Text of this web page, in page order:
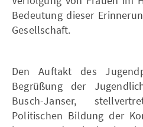
Bedeutung dieser
Gesellschaft.
Den Auftakt des
Begrüßung der
Busch-Janser,
Politischen Bildung der